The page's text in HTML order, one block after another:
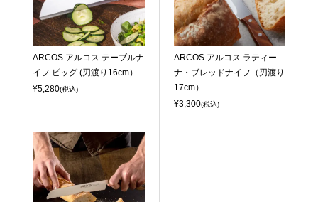
ARCOS アルコス テーブルナ
イフ ビッグ (刃渡り16cm）
¥5,280(税込)
ARCOS アルコス ラティー
ナ・ブレッドナイフ（刃渡り
17cm）
¥3,300(税込)